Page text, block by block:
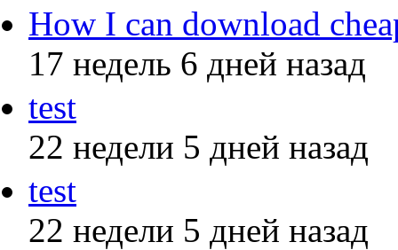
How I can download
17 недель 6 дней назад
test
22 недели 5 дней назад
test
22 недели 5 дней назад